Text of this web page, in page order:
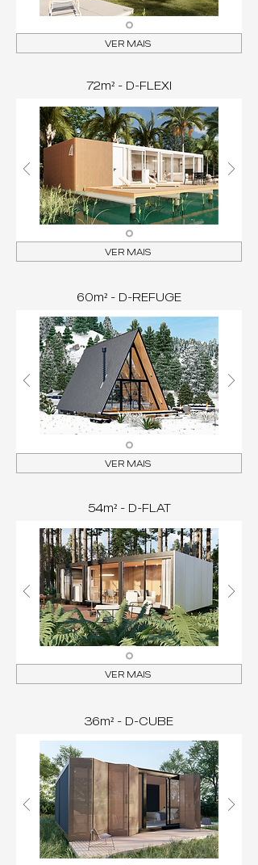
VER MAIS
72m² - D-FLEXI
VER MAIS
60m² - D-REFUGE
VER MAIS
54m² - D-FLAT
VER MAIS
36m² - D-CUBE